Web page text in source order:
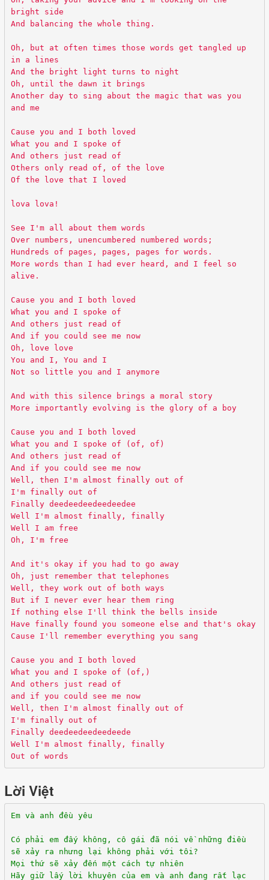
bright side
And balancing the whole thing.
Oh, but at often times those words get tangled up
in a lines
And the bright light turns to night
Oh, until the dawn it brings
Another day to sing about the magic that was you
and me
Cause you and I both loved
What you and I spoke of
And others just read of
Others only read of, of the love
Of the love that I loved
lova lova!
See I'm all about them words
Over numbers, unencumbered numbered words;
Hundreds of pages, pages, pages for words.
More words than I had ever heard, and I feel so
alive.
Cause you and I both loved
What you and I spoke of
And others just read of
And if you could see me now
Oh, love love
You and I, You and I
Not so little you and I anymore
And with this silence brings a moral story
More importantly evolving is the glory of a boy
Cause you and I both loved
What you and I spoke of (of, of)
And others just read of
And if you could see me now
Well, then I'm almost finally out of
I'm finally out of
Finally deedeedeedeedeedee
Well I'm almost finally, finally
Well I am free
Oh, I'm free
And it's okay if you had to go away
Oh, just remember that telephones
Well, they work out of both ways
But if I never ever hear them ring
If nothing else I'll think the bells inside
Have finally found you someone else and that's okay
Cause I'll remember everything you sang
Cause you and I both loved
What you and I spoke of (of,)
And others just read of
and if you could see me now
Well, then I'm almost finally out of
I'm finally out of
Finally deedeedeedeedeede
Well I'm almost finally, finally
Out of words
Lời Việt
Em và anh đều yêu
Có phải em đấy không, cô gái đã nói về những điều
sẽ xảy ra nhưng lại không phải với tôi?
Mọi thứ sẽ xảy đến một cách tự nhiên
Hãy giữ lấy lời khuyên của em và anh đang rất lạc